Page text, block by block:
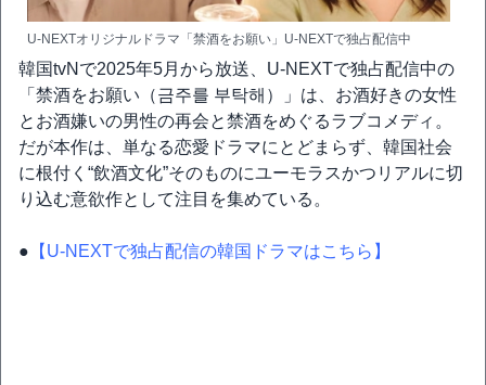
U-NEXTオリジナルドラマ「禁酒をお願い」U-NEXTで独占配信中
韓国tvNで2025年5月から放送、U-NEXTで独占配信中の
「禁酒をお願い（금주를 부탁해）」は、お酒好きの女性
とお酒嫌いの男性の再会と禁酒をめぐるラブコメディ。
だが本作は、単なる恋愛ドラマにとどまらず、韓国社会
に根付く“飲酒文化”そのものにユーモラスかつリアルに切
り込む意欲作として注目を集めている。
● 【U-NEXTで独占配信の韓国ドラマはこちら】